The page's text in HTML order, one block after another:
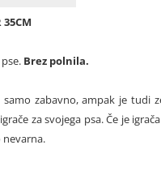
35CM
Brez polnila.
zabavno, ampak je tudi
za svojega psa. Če je
nevarna.